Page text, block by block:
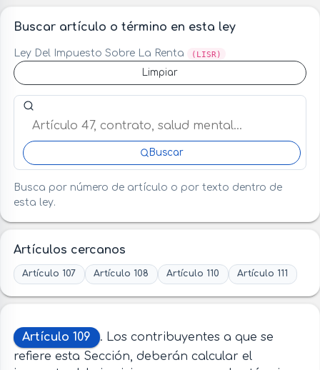
Buscar artículo o término en esta ley
Ley Del Impuesto Sobre La Renta (LISR)
Limpiar
Buscar artículo o término en esta ley
Buscar
Busca por número de artículo o por texto dentro de
esta ley.
Artículos cercanos
Artículo 107 Artículo 108 Artículo 110 Artículo 111
Artículo 109
. Los contribuyentes a que se
refiere esta Sección, deberán calcular el